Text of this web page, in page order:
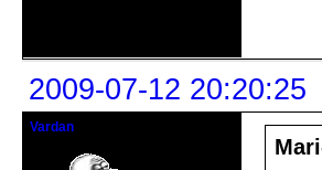
2009-07-12 20:20:25
Vardan